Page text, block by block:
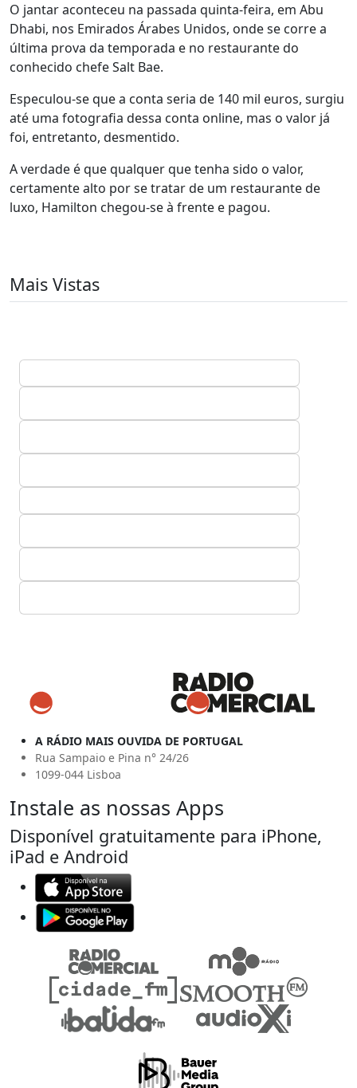
O jantar aconteceu na passada quinta-feira, em Abu
Dhabi, nos Emirados Árabes Unidos, onde se corre a
última prova da temporada e no restaurante do
conhecido chefe Salt Bae.
Especulou-se que a conta seria de 140 mil euros, surgiu
até uma fotografia dessa conta online, mas o valor já
foi, entretanto, desmentido.
A verdade é que qualquer que tenha sido o valor,
certamente alto por se tratar de um restaurante de
luxo, Hamilton chegou-se à frente e pagou.
Mais Vistas
A RÁDIO MAIS OUVIDA DE PORTUGAL
Rua Sampaio e Pina n° 24/26
1099-044 Lisboa
Instale as nossas Apps
Disponível gratuitamente para iPhone,
iPad e Android